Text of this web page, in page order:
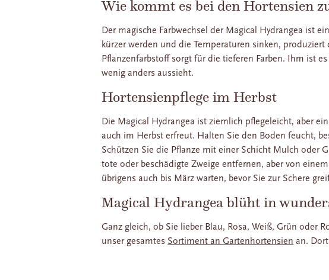
Wie kommt es bei den Hortensien
Der magische Farbwechsel der Magical Hydrangea ist
kürzer werden und die Temperaturen sinken,
Pflanzenfarbstoff sorgt für die tieferen Farben. Ihm ist
wenig anders aussieht.
Hortensienpflege im Herbst
Die Magical Hydrangea ist ziemlich pflegeleicht, aber
auch im Herbst erfreut. Halten Sie den Boden feucht,
Schützen Sie die Pflanze mit einer Schicht Mulch oder
tote oder beschädigte Zweige entfernen, aber von
übrigens auch bis März warten, bevor Sie zur Schere
Magical Hydrangea blüht in
Ganz gleich, ob Sie lieber Blau, Rosa, Weiß, Grün oder
unser gesamtes Sortiment an Gartenhortensien an.